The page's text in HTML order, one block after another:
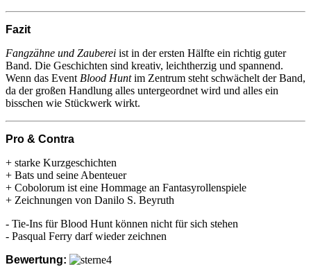
Fazit
Fangzähne und Zauberei ist in der ersten Hälfte ein richtig guter
Band. Die Geschichten sind kreativ, leichtherzig und spannend.
Wenn das Event Blood Huntim Zentrum steht schwächelt der Band,
da der großen Handlung alles untergeordnet wird und alles ein
bisschen wie Stückwerk wirkt.
Pro & Contra
+ starke Kurzgeschichten
+ Bats und seine Abenteuer
+ Cobolorum ist eine Hommage an Fantasyrollenspiele
+ Zeichnungen von Danilo S. Beyruth
- Tie-Ins für Blood Hunt können nicht für sich stehen
- Pasqual Ferry darf wieder zeichnen
Bewertung: